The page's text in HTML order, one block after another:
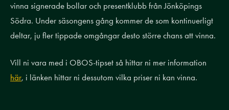
vinna signerade bollar och presentklubb från Jönköpings
Södra. Under säsongens gång kommer de som kontinuerligt
deltar, ju fler tippade omgångar desto större chans att vinna.
Vill ni vara med i OBOS-tipset så hittar ni mer information
här, i länken hittar ni dessutom vilka priser ni kan vinna.